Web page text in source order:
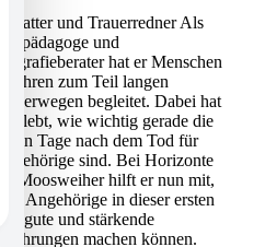
Bestatter und Trauerredner Als
Heilpädagoge und
Biografieberater hat er Menschen
auf ihren zum Teil langen
Trauerwegen begleitet. Dabei hat
er erlebt, wie wichtig gerade die
ersten Tage nach dem Tod für
Angehörige sind. Bei Horizonte
am Moosweiher hilft er nun mit,
dass Angehörige in dieser ersten
Zeit gute und stärkende
Erfahrungen machen können.